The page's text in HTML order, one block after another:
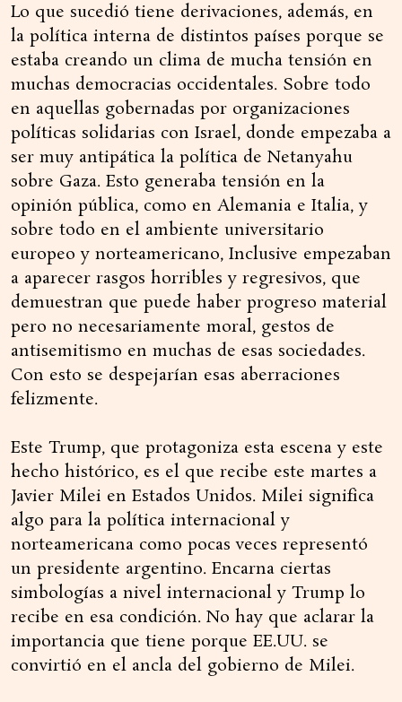
Lo que sucedió tiene derivaciones, además, en
la política interna de distintos países porque se
estaba creando un clima de mucha tensión en
muchas democracias occidentales. Sobre todo
en aquellas gobernadas por organizaciones
políticas solidarias con Israel, donde empezaba a
ser muy antipática la política de Netanyahu
sobre Gaza. Esto generaba tensión en la
opinión pública, como en Alemania e Italia, y
sobre todo en el ambiente universitario
europeo y norteamericano, Inclusive empezaban
a aparecer rasgos horribles y regresivos, que
demuestran que puede haber progreso material
pero no necesariamente moral, gestos de
antisemitismo en muchas de esas sociedades.
Con esto se despejarían esas aberraciones
felizmente.
Este Trump, que protagoniza esta escena y este
hecho histórico, es el que recibe este martes a
Javier Milei en Estados Unidos. Milei significa
algo para la política internacional y
norteamericana como pocas veces representó
un presidente argentino. Encarna ciertas
simbologías a nivel internacional y Trump lo
recibe en esa condición. No hay que aclarar la
importancia que tiene porque EE.UU. se
convirtió en el ancla del gobierno de Milei.